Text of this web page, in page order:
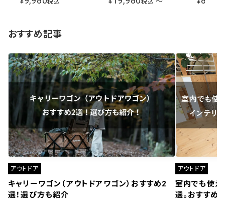
税込
べるサイドシートセット 風よけ
税込
おすすめ記事
アウトドア
キャリーワゴン（アウトドアワゴン）おすすめ2
選！選び方も紹介
アウトドア
室内でも使え
選。おすすめ